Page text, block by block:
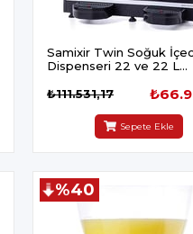
Samixir Twin Soğuk
Dispenseri 22 ve 22 L
Siyah
₺111.531,17
Sepete Ekle
%40